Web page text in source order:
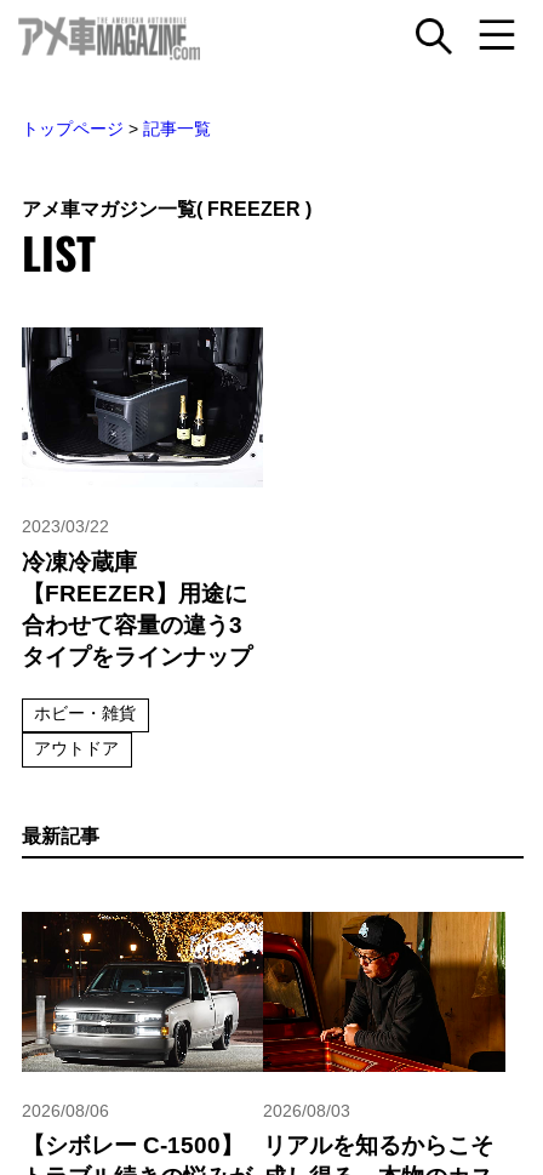
トップページ > 記事一覧
アメ車マガジン一覧( FREEZER )
LIST
2023/03/22
冷凍冷蔵庫
【FREEZER】用途に
合わせて容量の違う3
タイプをラインナップ
ホビー・雑貨
アウトドア
最新記事
2026/08/06
【シボレー C-1500】
2026/08/03
リアルを知るからこそ